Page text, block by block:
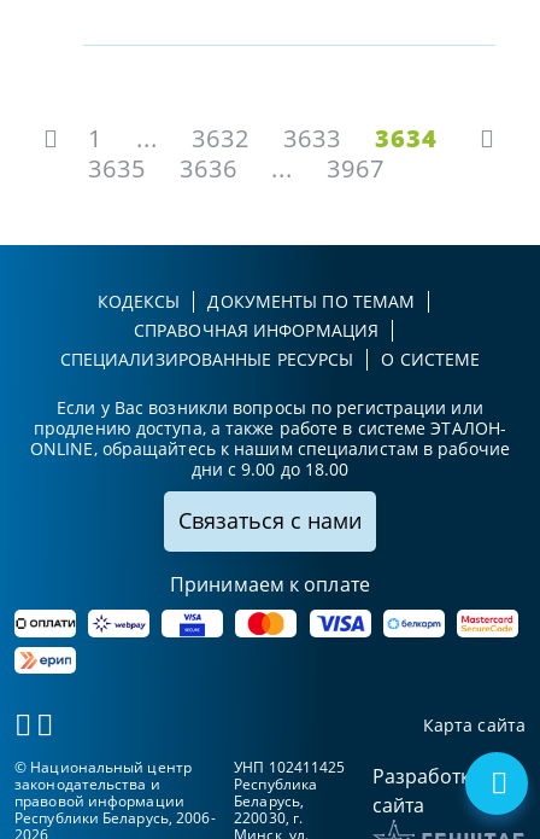
1 ... 3632 3633
3634
3635
3636 ... 3967
КОДЕКСЫ
ДОКУМЕНТЫ ПО ТЕМАМ
СПРАВОЧНАЯ ИНФОРМАЦИЯ
СПЕЦИАЛИЗИРОВАННЫЕ РЕСУРСЫ
О СИСТЕМЕ
Если у Вас возникли вопросы по регистрации или
продлению доступа, а также работе в системе ЭТАЛОН-
ONLINE, обращайтесь к нашим специалистам в рабочие
дни с 9.00 до 18.00
Связаться с нами
Принимаем к оплате
Карта сайта
© Национальный центр
законодательства и
правовой информации
Республики Беларусь, 2006-
УНП 102411425
Республика
Беларусь,
220030, г.
Разработка
сайта